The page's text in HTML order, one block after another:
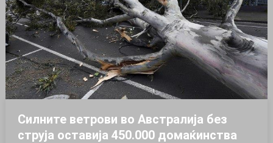
Силните ветрови во Австралија без
струја оставија 450.000 домаќинства